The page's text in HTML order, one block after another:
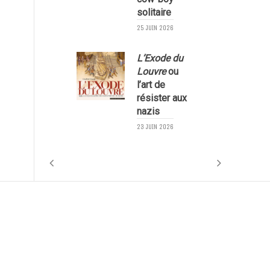
solitaire
25 JUIN 2026
L’Exode du
Louvreou
l’art de
résister aux
nazis
23 JUIN 2026